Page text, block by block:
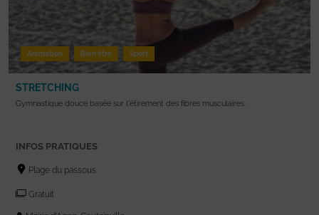
Animation Bien être Sport
STRETCHING
Gymnastique douce basée sur l'étirement des fibres musculaires.
INFOS PRATIQUES
Plage du passous
Gratuit